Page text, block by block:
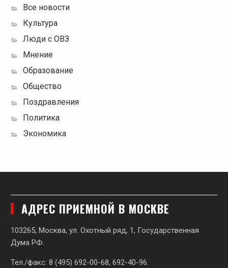
Все новости
Культура
Люди с ОВЗ
Мнение
Образование
Общество
Поздравления
Политика
Экономика
АДРЕС ПРИЕМНОЙ В МОСКВЕ
103265, Москва, ул. Охотный ряд, 1, Государственная
Дума РФ.
Тел./факс: 8 (495) 692-00-68, 692-40-96.